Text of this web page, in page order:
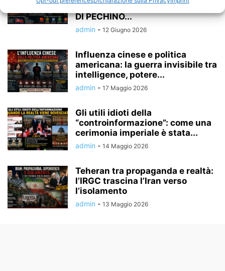
TRASFORMAZIONE SILENZIOSA
DI PECHINO...
admin - 12 Giugno 2026
Influenza cinese e politica
americana: la guerra invisibile tra
intelligence, potere...
admin - 17 Maggio 2026
Gli utili idioti della
“controinformazione”: come una
cerimonia imperiale è stata...
admin - 14 Maggio 2026
Teheran tra propaganda e realtà:
l’IRGC trascina l’Iran verso
l’isolamento
admin - 13 Maggio 2026